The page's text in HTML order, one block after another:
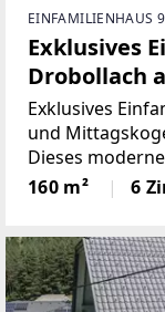
EINFAMILIENHAUS
Exklusives
Drobollach
Exklusives
und
Dieses
Einfamilienhaus
exzellente
160 m² 6